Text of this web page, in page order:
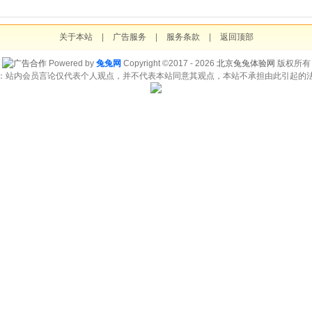
关于本站 广告服务 服务条款 返回顶部
Powered by 兔兔网 Copyright ©2017 - 2026 北京兔兔体验网 版权所有
站内会员言论仅代表个人观点，并不代表本站同意其观点，本站不承担由此引起的